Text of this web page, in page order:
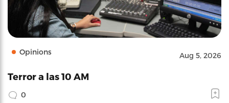
Opinions Aug 5, 2026
Terror a las 10 AM
0